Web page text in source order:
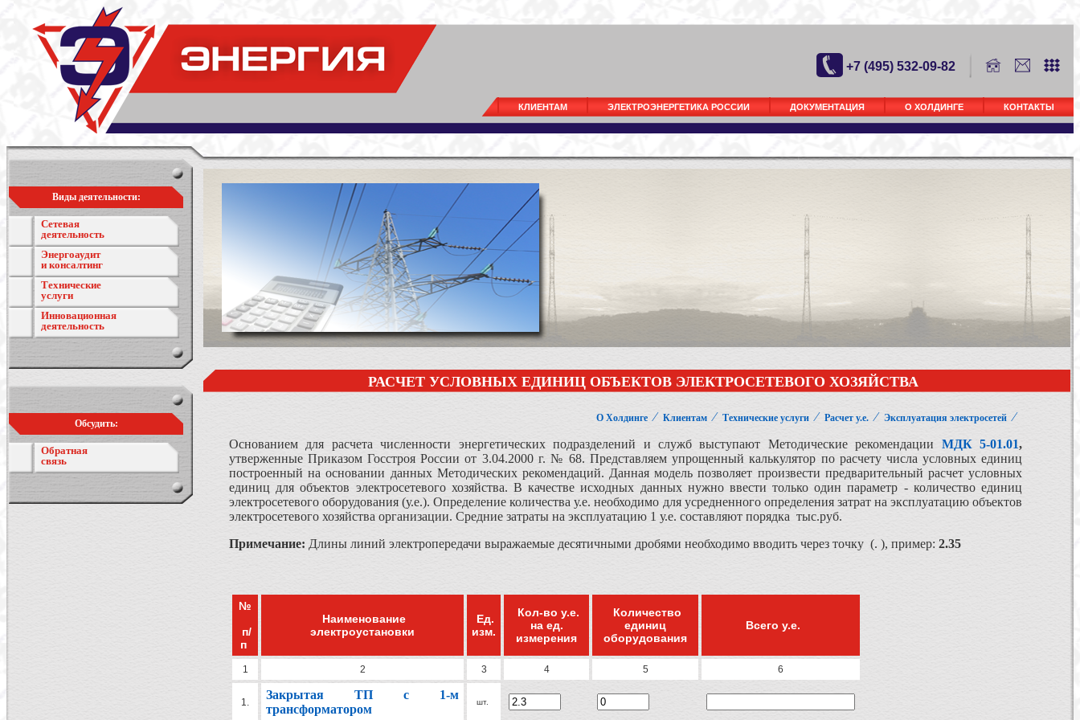
+7 (495) 532-09-82
КЛИЕНТАМ ЭЛЕКТРОЭНЕРГЕТИКА РОССИИ ДОКУМЕНТАЦИЯ О ХОЛДИНГЕ КОНТАКТЫ
Виды деятельности:
Сетевая
деятельность
Энергоаудит
и консалтинг
Технические
услуги
Инновационная
деятельность
Обсудить:
Обратная
связь
РАСЧЕТ УСЛОВНЫХ ЕДИНИЦ ОБЪЕКТОВ ЭЛЕКТРОСЕТЕВОГО ХОЗЯЙСТВА
О Холдинге ⁄ Клиентам ⁄ Технические услуги ⁄ Расчет у.е. ⁄ Эксплуатация электросетей ⁄
Основанием для расчета численности энергетических подразделений и служб выступают Методические рекомендации МДК 5-01.01,
утверженные Приказом Госстроя России от 3.04.2000 г. № 68. Представляем упрощенный калькулятор по расчету числа условных единиц
построенный на основании данных Методических рекомендаций. Данная модель позволяет произвести предварительный расчет условных
единиц для объектов электросетевого хозяйства. В качестве исходных данных нужно ввести только один параметр - количество единиц
электросетевого оборудования (у.е.). Определение количества у.е. необходимо для усредненного определения затрат на эксплуатацию объектов
электросетевого хозяйства организации. Средние затраты на эксплуатацию 1 у.е. составляют порядка тыс.руб.
Примечание: Длины линий электропередачи выражаемые десятичными дробями необходимо вводить через точку (. ), пример: 2.35
№
п/
п
Наименование
электроустановки
Ед.
изм.
Кол-во у.е.
на ед.
измерения
Количество
единиц
оборудования
Всего у.е.
1 2 3 4 5 6
1.
Закрытая ТП с 1-м
трансформатором
шт.